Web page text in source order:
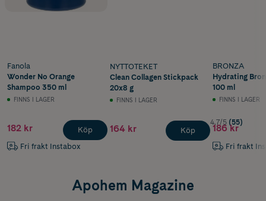
Fanola
Wonder No Orange
Shampoo 350 ml
FINNS I LAGER
182 kr
Fri frakt Instabox
Köp
NYTTOTEKET
Clean Collagen Stickpack
20x8 g
FINNS I LAGER
164 kr Köp
BRONZA
Hydrating
100 ml
FINNS I LAGER
4.7/5 (55)
186 kr
Fri frakt
Apohem Magazine